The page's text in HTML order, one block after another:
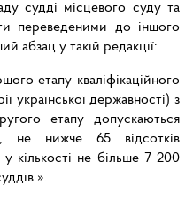
судді місцевого суду та
переведеними до іншого
абзац у такій редакції:
етапу кваліфікаційного
української державності) з
етапу допускаються
не нижче 65 відсотків
кількості не більше 7 200